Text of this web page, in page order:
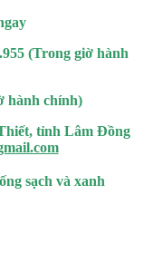
(Trong giờ hành
hành chính)
tỉnh Lâm Đồng
sạch và xanh